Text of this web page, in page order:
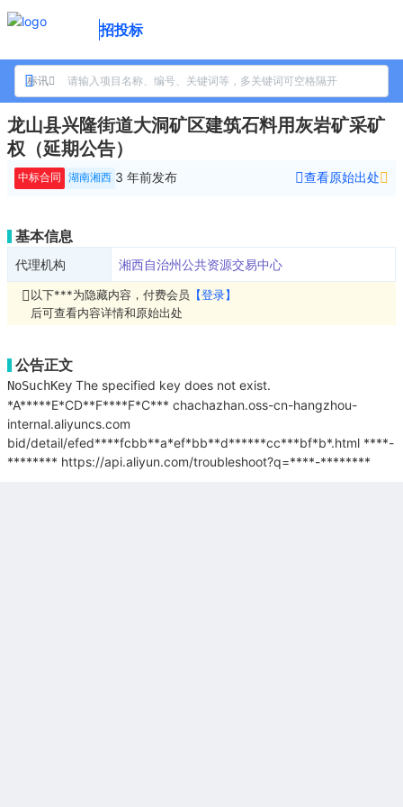
招投标
标讯
龙山县兴隆街道大洞矿区建筑石料用灰岩矿采矿
权（延期公告）
中标合同 湖南湘西 3 年前发布 查看原始出处
基本信息
代理机构 湘西自治州公共资源交易中心
以下***为隐藏内容，付费会员 【登录】
后可查看内容详情和原始出处
公告正文
NoSuchKey The specified key does not exist.
*A*****E*CD**F****F*C*** chachazhan.oss-cn-hangzhou-
internal.aliyuncs.com
bid/detail/efed****fcbb**a*ef*bb**d******cc***bf*b*.html ****-
******** https://api.aliyun.com/troubleshoot?q=****-********